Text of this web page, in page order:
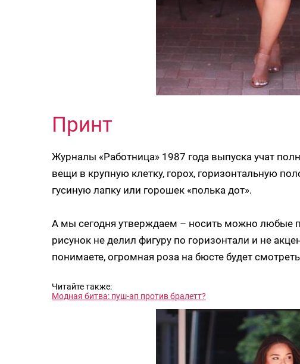
Принт
Журналы «Работница» 1987 года выпуска учат
вещи в крупную клетку, горох, горизонтальную
гусиную лапку или горошек «полька дот».
А мы сегодня утверждаем – носить можно любые
рисунок не делил фигуру по горизонтали и не
понимаете, огромная роза на бюсте будет
Читайте также:
Модная битва: пуш-ап против бралетт?